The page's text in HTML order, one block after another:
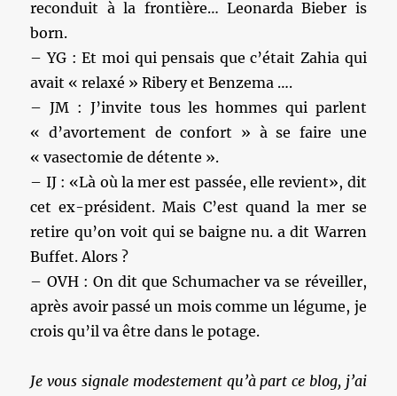
reconduit à la frontière… Leonarda Bieber is
born.
– YG : Et moi qui pensais que c’était Zahia qui
avait « relaxé » Ribery et Benzema ….
– JM : J’invite tous les hommes qui parlent
« d’avortement de confort » à se faire une
« vasectomie de détente ».
– IJ : «Là où la mer est passée, elle revient», dit
cet ex-président. Mais C’est quand la mer se
retire qu’on voit qui se baigne nu. a dit Warren
Buffet. Alors ?
– OVH : On dit que Schumacher va se réveiller,
après avoir passé un mois comme un légume, je
crois qu’il va être dans le potage.
Je vous signale modestement qu’à part ce blog, j’ai